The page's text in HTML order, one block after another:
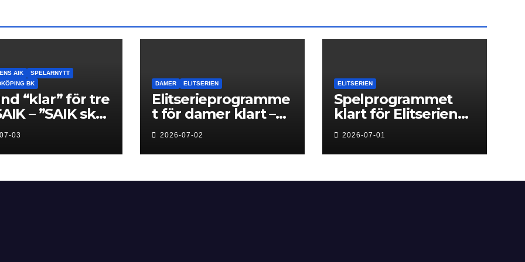
AIK
SPELARNYTT
BK
“klar” för tre
– ”SAIK ska
dit klubben
03
DAMER ELITSERIEN
Elitserieprogramme
t för damer klart –
premiär för Next
Level
2026-07-02
ELITSERIEN
Spelprogrammet
klart för Elitserien
Herr 2026/27
2026-07-01